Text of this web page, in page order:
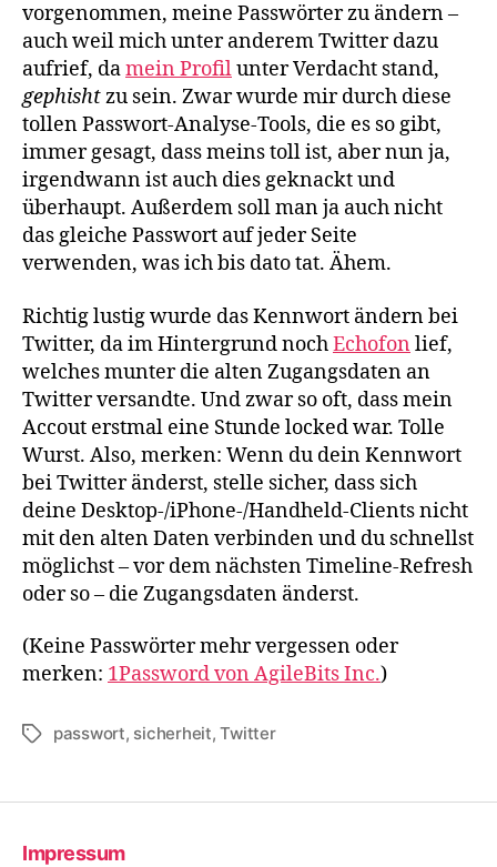
mit
Twitter
vorgenommen, meine Passwörter zu ändern –
auch weil mich unter anderem Twitter dazu
aufrief, damein Profilunter Verdacht stand,
gephishtzu sein. Zwar wurde mir durch diese
tollen Passwort-Analyse-Tools, die es so gibt,
immer gesagt, dass meins toll ist, aber nun ja,
irgendwann ist auch dies geknackt und
überhaupt. Außerdem soll man ja auch nicht
das gleiche Passwort auf jeder Seite
verwenden, was ich bis dato tat. Ähem.
Richtig lustig wurde das Kennwort ändern bei
Twitter, da im Hintergrund nochEchofon lief,
welches munter die alten Zugangsdaten an
Twitter versandte. Und zwar so oft, dass mein
Accout erstmal eine Stunde locked war. Tolle
Wurst. Also, merken: Wenn du dein Kennwort
bei Twitter änderst, stelle sicher, dass sich
deine Desktop-/iPhone-/Handheld-Clients nicht
mit den alten Daten verbinden und du schnellst
möglichst – vor dem nächsten Timeline-Refresh
oder so – die Zugangsdaten änderst.
(Keine Passwörter mehr vergessen oder
merken: 1Password von AgileBits Inc.)
Schlagwörter
passwort, sicherheit,Twitter
Impressum